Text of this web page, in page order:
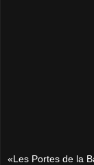
«Les Portes de la